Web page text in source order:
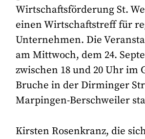
Wirtschaftsförderung St.
einen Wirtschaftstreff für
Unternehmen. Die
am Mittwoch, dem 24.
zwischen 18 und 20 Uhr im
Bruche in der Dirminger
Marpingen-Berschweiler
Kirsten Rosenkranz, die